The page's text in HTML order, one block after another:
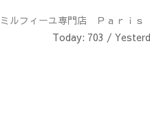
ミルフィーユ専門店 Ｐａｒｉ
Today: 703 /